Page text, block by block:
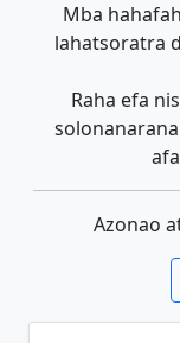
Mba
lahatsoratra
Raha efa
Azonao